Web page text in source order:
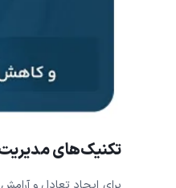
تکنیک‌‌های